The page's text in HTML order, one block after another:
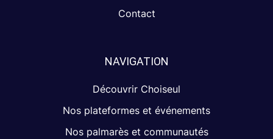
Contact
NAVIGATION
Découvrir Choiseul
Nos plateformes et événements
Nos palmarès et communautés